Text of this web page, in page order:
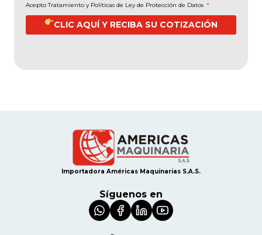
Acepto Tratamiento y Políticas de Ley de Protección de Datos *
CLIC AQUÍ Y RECIBA SU COTIZACIÓN
Importadora Américas Maquinarias S.A.S.
Síguenos en